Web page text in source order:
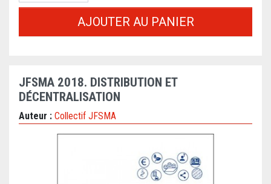
AJOUTER AU PANIER
JFSMA 2018. DISTRIBUTION ET
DÉCENTRALISATION
Auteur : Collectif JFSMA